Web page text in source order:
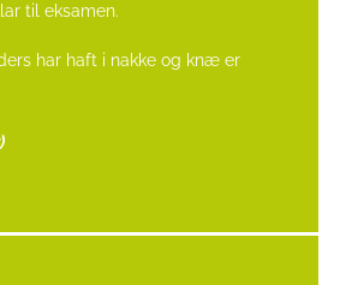
til eksamen.
har haft i nakke og knæ er